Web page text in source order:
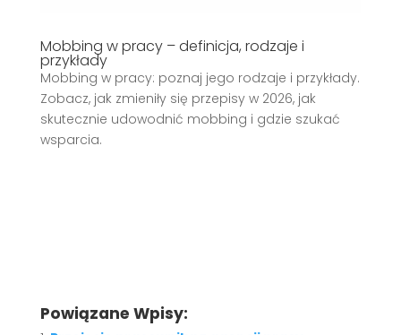
Mobbing w pracy – definicja, rodzaje i
przykłady
Mobbing w pracy: poznaj jego rodzaje i przykłady.
Zobacz, jak zmieniły się przepisy w 2026, jak
skutecznie udowodnić mobbing i gdzie szukać
wsparcia.
Powiązane Wpisy: